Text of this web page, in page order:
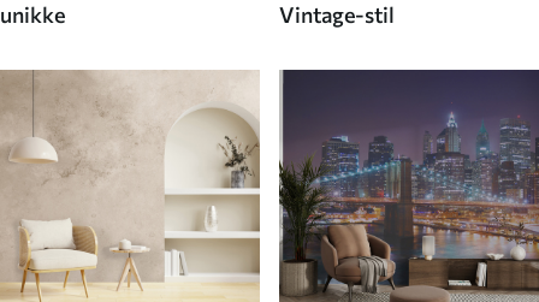
unikke Vintage-stil